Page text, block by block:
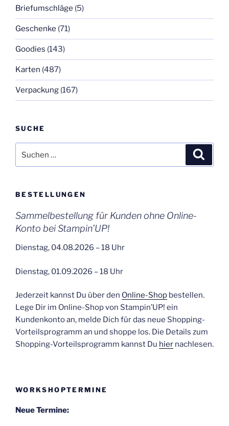
Briefumschläge (5)
Geschenke (71)
Goodies (143)
Karten (487)
Verpackung (167)
SUCHE
nach:
BESTELLUNGEN
Sammelbestellung für Kunden ohne Online-
Konto bei Stampin’UP!
Dienstag, 04.08.2026 – 18 Uhr
Dienstag, 01.09.2026 – 18 Uhr
Jederzeit kannst Du über den Online-Shop bestellen.
Lege Dir im Online-Shop von Stampin’UP! ein
Kundenkonto an, melde Dich für das neue Shopping-
Vorteilsprogramm an und shoppe los. Die Details zum
Shopping-Vorteilsprogramm kannst Du hier nachlesen.
WORKSHOPTERMINE
Neue Termine: